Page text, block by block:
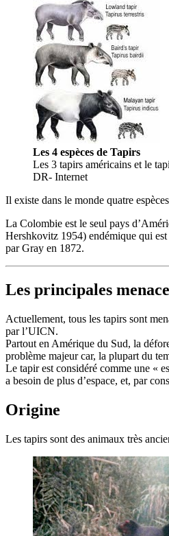
Les 4 espèces de Tapirs
Les 3 tapirs américains et le
DR- Internet
Il existe dans le monde quatre
La Colombie est le seul pays
Hershkovitz 1954) endémique qui est
par Gray en 1872.
Les principales
Actuellement, tous les tapirs sont
par l’UICN.
Partout en Amérique du Sud, la
problème majeur car, la plupart du
Le tapir est considéré comme une «
a besoin de plus d’espace, et, par
Origine
Les tapirs sont des animaux très